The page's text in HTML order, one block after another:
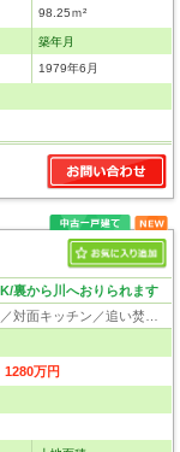
98.25ｍ²
築年月
1979年6月
裏から川へおりられます
1280万円